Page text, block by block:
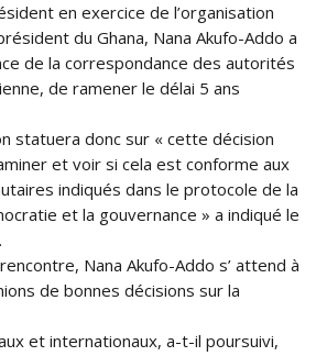
en exercice de l’organisation
du Ghana, Nana Akufo-Addo a
de la correspondance des autorités
de ramener le délai 5 ans
statuera donc sur « cette décision
et voir si cela est conforme aux
indiqués dans le protocole de la
et la gouvernance » a indiqué le
Nana Akufo-Addo s’ attend à
de bonnes décisions sur la
et internationaux, a-t-il poursuivi,